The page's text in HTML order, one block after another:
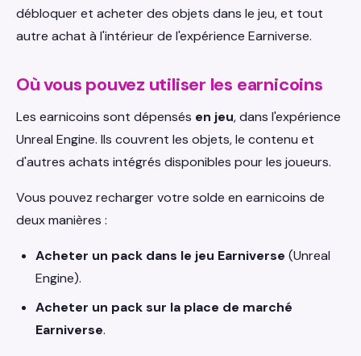
débloquer et acheter des objets dans le jeu, et tout
autre achat à l'intérieur de l'expérience Earniverse.
Où vous pouvez utiliser les earnicoins
Les earnicoins sont dépensés en jeu, dans l'expérience
Unreal Engine. Ils couvrent les objets, le contenu et
d'autres achats intégrés disponibles pour les joueurs.
Vous pouvez recharger votre solde en earnicoins de
deux manières :
Acheter un pack dans le jeu Earniverse (Unreal
Engine).
Acheter un pack sur la place de marché
Earniverse.